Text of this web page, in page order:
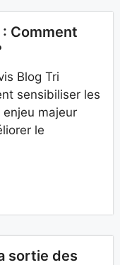
Comment
Blog Tri
sensibiliser les
majeur
le
sortie des